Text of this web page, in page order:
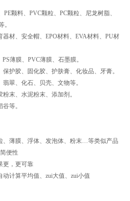
颗料、PVC颗粒、PC颗粒、尼龙树脂、
。
材、安全帽、EPO材料、EVA材料、PU材
薄膜、PVC薄膜、石墨膜。
护胶、固化胶、护肤膏、化妆品、牙膏。
翠、化石、贝壳、文物等。
末、水泥粉末、添加剂。
等。
、薄膜、浮体、发泡体、粉末…等类似产品
便性
更，更可靠
计算平均值、zui大值、zui小值